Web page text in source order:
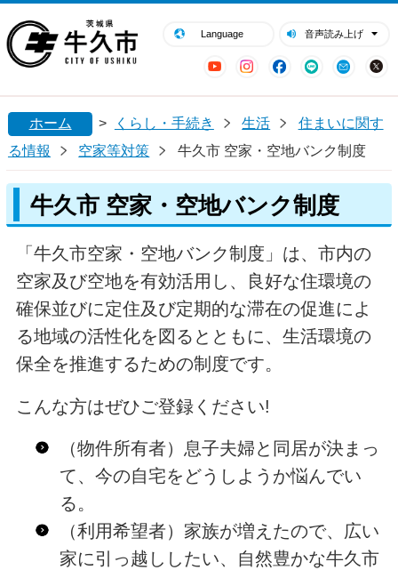
Language 音声読み上げ
YouTubeInstagram
Facebook
LINE Mail
閉じる
ホーム > くらし・手続き 生活
住まいに関す
る情報
空家等対策 牛久市 空家・空地バンク制度
牛久市 空家・空地バンク制度
「牛久市空家・空地バンク制度」は、市内の
空家及び空地を有効活用し、良好な住環境の
確保並びに定住及び定期的な滞在の促進によ
る地域の活性化を図るとともに、生活環境の
保全を推進するための制度です。
こんな方はぜひご登録ください!
（物件所有者）息子夫婦と同居が決まっ
て、今の自宅をどうしようか悩んでい
る。
（利用希望者）家族が増えたので、広い
家に引っ越ししたい、自然豊かな牛久市